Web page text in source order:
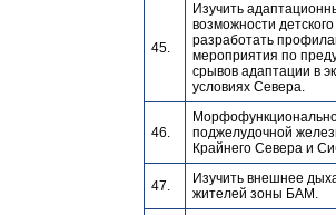
45.
Изучить
возможности
разработать
мероприятия по
срывов адаптации в
условиях Севера.
46.
поджелудочной
Крайнего Севера и
47.
Изучить внешнее
жителей зоны БАМ.